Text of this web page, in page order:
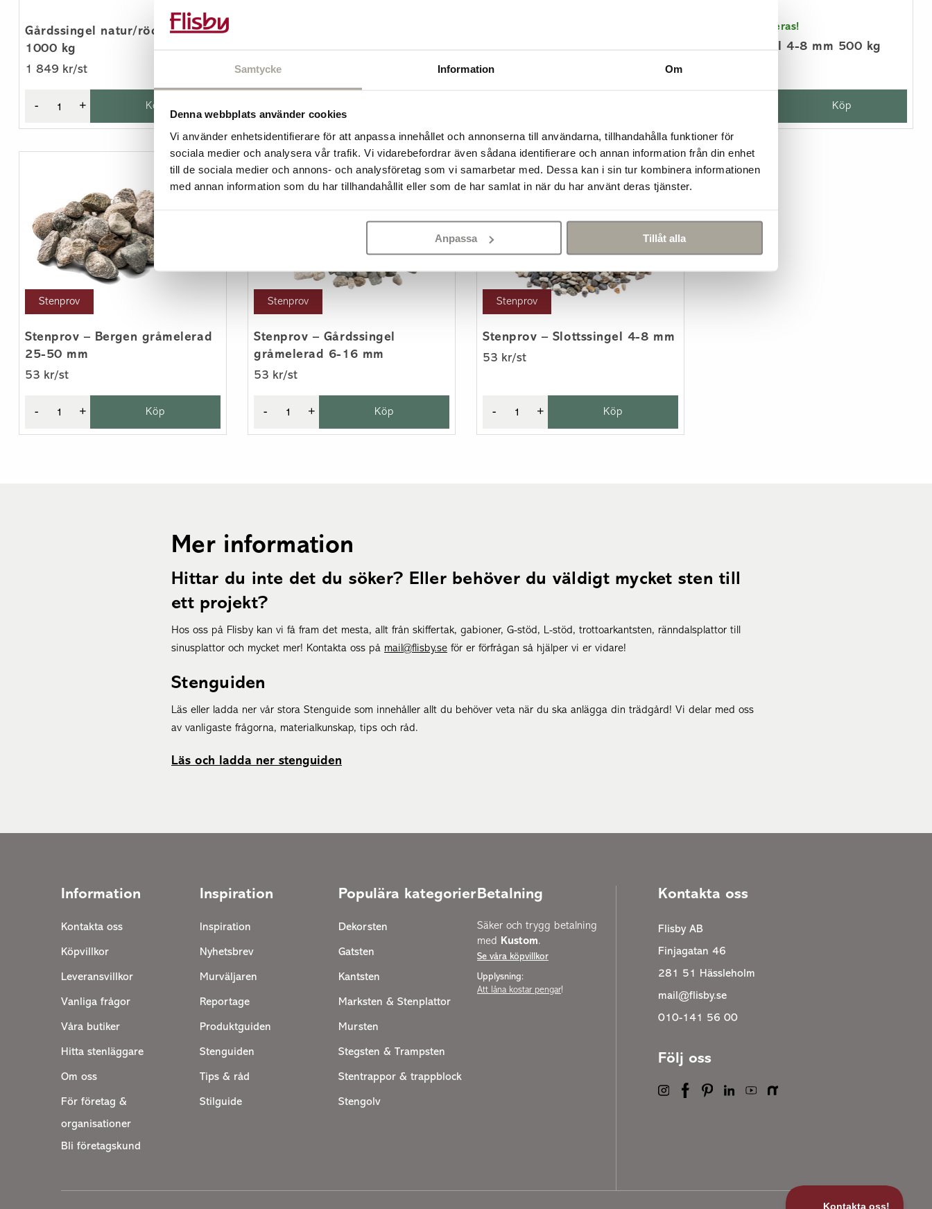
Samtycke Information Om
Denna webbplats använder cookies
Vi använder enhetsidentifierare för att anpassa innehållet och annonserna till användarna, tillhandahålla funktioner för
sociala medier och analysera vår trafik. Vi vidarebefordrar även sådana identifierare och annan information från din enhet
till de sociala medier och annons- och analysföretag som vi samarbetar med. Dessa kan i sin tur kombinera informationen
med annan information som du har tillhandahållit eller som de har samlat in när du har använt deras tjänster.
Anpassa Tillåt alla
Gårdssingel natur/röd 8-14 mm
1000 kg
1 849 kr/st
- + Köp
1 299 kr/st
2 899 kr/st
Rekommenderas!
Slottssingel 4-8 mm 500 kg
Köp
Stenprov
Stenprov – Bergen gråmelerad
25-50 mm
53 kr/st
- + Köp
Stenprov
Stenprov – Gårdssingel
gråmelerad 6-16 mm
53 kr/st
- + Köp
Stenprov
Stenprov – Slottssingel 4-8 mm
53 kr/st
- + Köp
Mer information
Hittar du inte det du söker? Eller behöver du väldigt mycket sten till
ett projekt?
Hos oss på Flisby kan vi få fram det mesta, allt från skiffertak, gabioner, G-stöd, L-stöd, trottoarkantsten, ränndalsplattor till
sinusplattor och mycket mer! Kontakta oss på mail@flisby.se för er förfrågan så hjälper vi er vidare!
Stenguiden
Läs eller ladda ner vår stora Stenguide som innehåller allt du behöver veta när du ska anlägga din trädgård! Vi delar med oss
av vanligaste frågorna, materialkunskap, tips och råd.
Läs och ladda ner stenguiden
Information
Kontakta oss
Köpvillkor
Leveransvillkor
Vanliga frågor
Våra butiker
Hitta stenläggare
Om oss
För företag &
organisationer
Bli företagskund
Inspiration
Inspiration
Nyhetsbrev
Murväljaren
Reportage
Produktguiden
Stenguiden
Tips & råd
Stilguide
Populära kategorier
Dekorsten
Gatsten
Kantsten
Marksten & Stenplattor
Mursten
Stegsten & Trampsten
Stentrappor & trappblock
Stengolv
Betalning
Säker och trygg betalning
med
Kustom.
Se våra köpvillkor
Upplysning:
Att låna kostar pengar!
Kontakta oss
Flisby AB
Finjagatan 46
281 51 Hässleholm
mail@flisby.se
010-141 56 00
Följ oss